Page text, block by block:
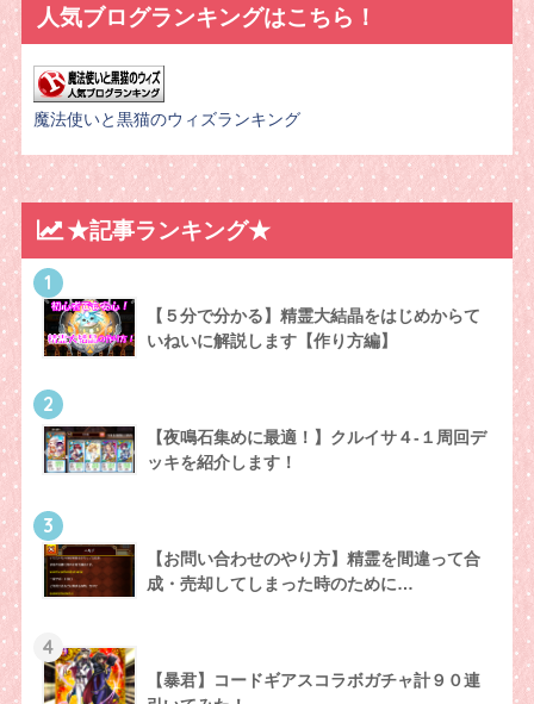
人気ブログランキングはこちら！
魔法使いと黒猫のウィズランキング
★記事ランキング★
1
【５分で分かる】精霊大結晶をはじめからて
いねいに解説します【作り方編】
2
【夜鳴石集めに最適！】クルイサ４-１周回デ
ッキを紹介します！
3
【お問い合わせのやり方】精霊を間違って合
成・売却してしまった時のために…
4
【暴君】コードギアスコラボガチャ計９０連